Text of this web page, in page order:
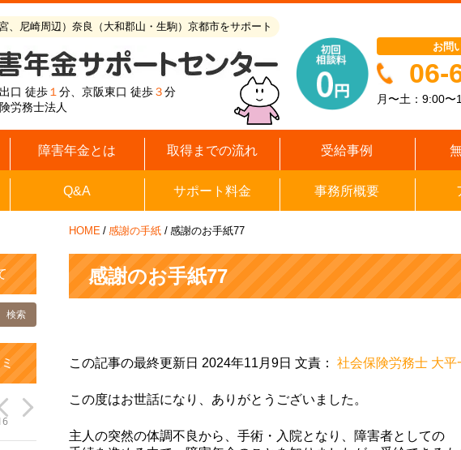
、尼崎周辺）奈良（大和郡山・生駒）京都市をサポート
口 徒歩１分、京阪東口 徒歩３分
労務士法人
お問
06-
月〜土：9:00
障害年金とは 取得までの流れ 受給事例
Q&A サポート料金 事務所概要
HOME / 感謝の手紙 / 感謝のお手紙77
いちごみるく 上山良二
感謝のお手紙77
この記事の最終更新日 2024年11月9日 文責： 社会保険労務士 大平
この度はお世話になり、ありがとうございました。
主人の突然の体調不良から、手術・入院となり、障害者としての